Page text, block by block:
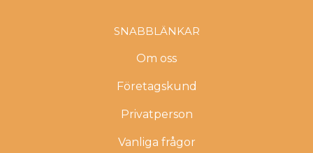
SNABBLÄNKAR
Om oss
Företagskund
Privatperson
Vanliga frågor